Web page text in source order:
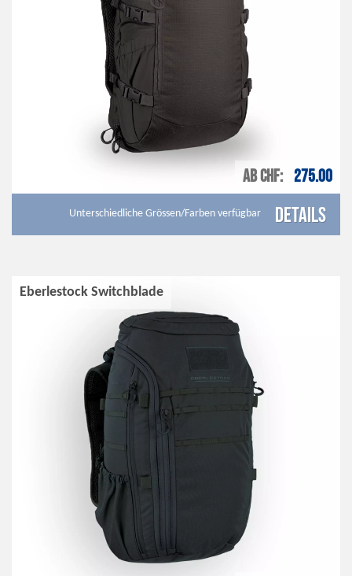
AB CHF 275.00
Unterschiedliche Grössen/Farben verfügbar Details
Eberlestock Switchblade